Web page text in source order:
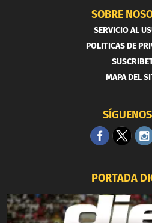
SOBRE
SERVICIO AL
POLITICAS DE
MAPA DEL
PORTADA